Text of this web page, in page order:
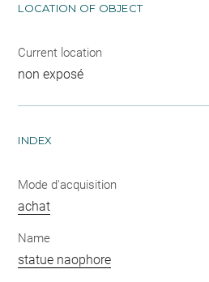
LOCATION OF OBJECT
Current location
non exposé
INDEX
Mode d'acquisition
achat
Name
statue naophore